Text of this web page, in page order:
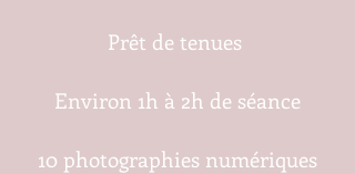
Prêt de tenues
Environ 1h à 2h de séance
10 photographies numériques